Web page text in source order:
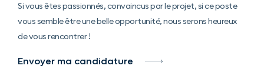
Si vous êtes passionnés, convaincus par le projet, si ce poste
vous semble être une belle opportunité, nous serons heureux
de vous rencontrer !
Envoyer ma candidature